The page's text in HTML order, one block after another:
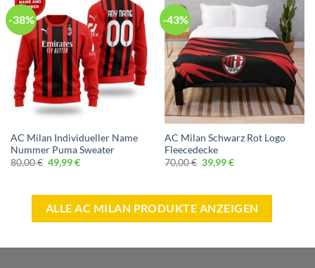
-38%
AC Milan Individueller Name
Nummer Puma Sweater
80,00€ Ursprünglicher
Preis
49,99€Aktueller
-43%
AC Milan Schwarz Rot Logo
Fleecedecke
70,00€ Ursprünglicher
Preis
39,99€Aktueller
ALLE AC MILAN PRODUKTE ANZEIGEN